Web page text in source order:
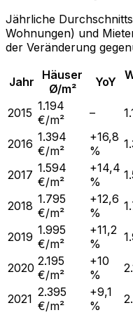
Jährliche
Wohnungen) und
der Veränderung
Jahr
Häuser
Ø/m²
YoY
2015 1.194
€/m²
–
2016 1.394
€/m²
+16,8
%
2017 1.594
€/m²
+14,4
%
2018 1.795
€/m²
+12,6
%
2019 1.995
€/m²
+11,2
%
2020 2.195
€/m²
+10
%
2021 2.395
€/m²
+9,1
%